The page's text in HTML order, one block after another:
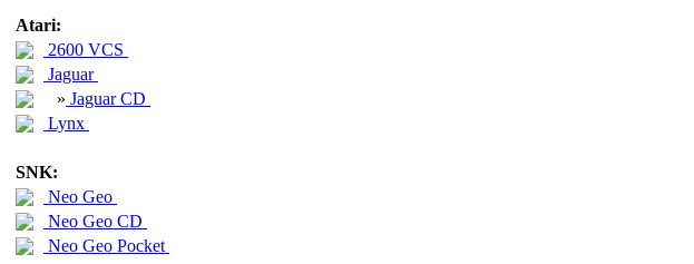
Atari:
2600 VCS
Jaguar
» Jaguar CD
Lynx
SNK:
Neo Geo
Neo Geo CD
Neo Geo Pocket